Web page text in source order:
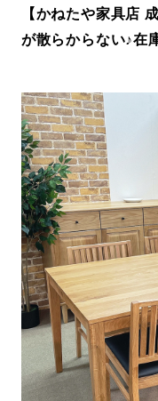
【かねたや家具店
が散らからない♪在